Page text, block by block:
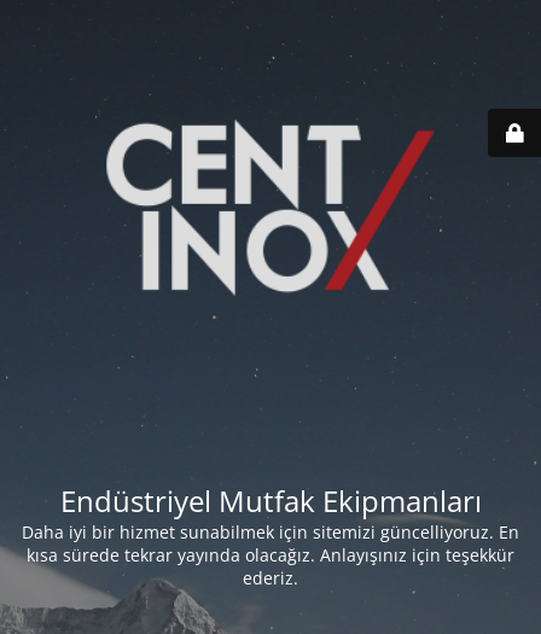
Endüstriyel Mutfak Ekipmanları
Daha iyi bir hizmet sunabilmek için sitemizi güncelliyoruz. En
kısa sürede tekrar yayında olacağız. Anlayışınız için teşekkür
ederiz.